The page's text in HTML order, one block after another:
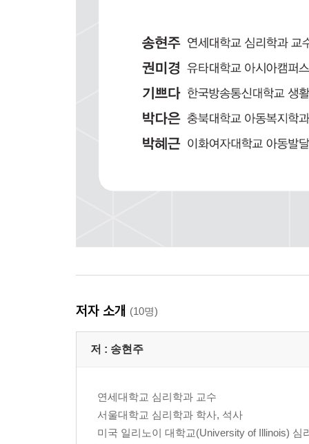
저자 소개 (10명)
저 : 송현주
연세대학교 심리학과 교수
서울대학교 심리학과 학사, 석사
미국 일리노이 대학교(University of Illinois) 심